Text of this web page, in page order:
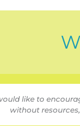
like to
without